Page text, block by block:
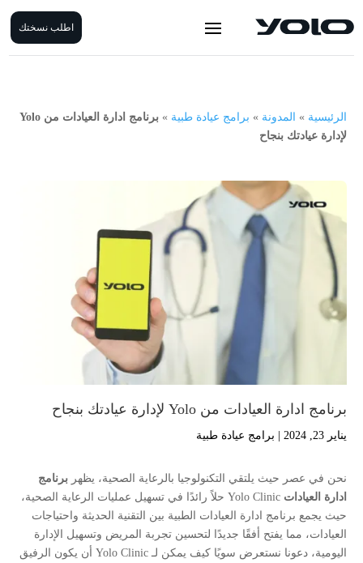
اطلب نسختك
الرئيسية » المدونة » برامج عيادة طبية »
برنامج ادارة العيادات من Yolo
لإدارة عيادتك بنجاح
برنامج ادارة العيادات من Yolo لإدارة عيادتك بنجاح
يناير 23, 2024 برامج عيادة طبية
نحن في عصر حيث يلتقي التكنولوجيا بالرعاية الصحية، يظهر برنامج
ادارة العيادات
Yolo Clinic حلاً رائدًا في تسهيل عمليات الرعاية الصحية،
حيث يجمع برنامج ادارة العيادات الطبية بين التقنية الحديثة واحتياجات
العيادات، مما يفتح أفقًا جديدًا لتحسين تجربة المريض وتسهيل الإدارة
اليومية، دعونا نستعرض سويًا كيف يمكن لـ Yolo Clinic أن يكون الرفيق